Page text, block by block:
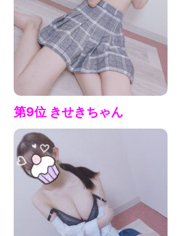
第9位 きせきちゃん